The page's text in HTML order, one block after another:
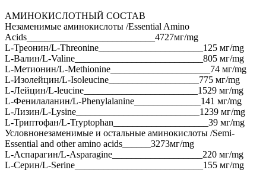
АМИНОКИСЛОТНЫЙ СОСТАВ
Незаменимые аминокислоты /Essential Amino
Acids___________________________4727мг/mg
L-Треонин/L-Threonine______________________125 мг/mg
L-Валин/L-Valine___________________________805 мг/mg
L-Метионин/L-Methionine_____________________74 мг/mg
L-Изолейцин/L-Isoleucine___________________775 мг/mg
L-Лейцин/L-leucine________________________1529 мг/mg
L-Фенилаланин/L-Phenylalanine______________141 мг/mg
L-Лизин/L-Lysine__________________________1239 мг/mg
L-Триптофан/L-Tryptophan____________________39 мг/mg
Условнонезаменимые и остальные аминокислоты /Semi-
Essential and other amino acids______3273мг/mg
L-Аспарагин/L-Asparagine___________________220 мг/mg
L-Серин/L-Serine___________________________155 мг/mg